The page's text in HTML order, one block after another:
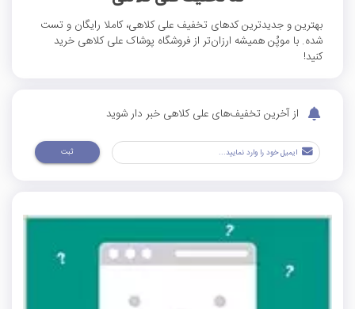
بهترین و جدیدترین کد‌های تخفیف علی کلاهی، کاملا رایگان و تست
شده. با موپُن همیشه ارزان‌تر از فروشگاه پوشاک علی کلاهی خرید
کنید‌!
از آخرین تخفیف‌های علی کلاهی خبر دار شوید
ثبت